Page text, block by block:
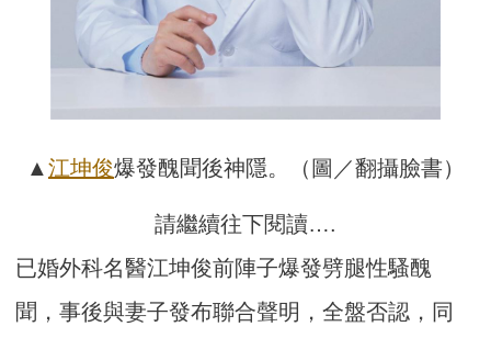
▲ 江坤俊爆發醜聞後神隱。（圖／翻攝臉書）
請繼續往下閱讀….
已婚外科名醫江坤俊前陣子爆發劈腿性騷醜
聞，事後與妻子發布聯合聲明，全盤否認，同